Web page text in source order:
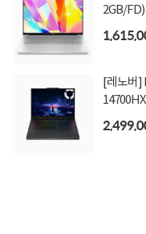
2GB/FD)
[레노버]